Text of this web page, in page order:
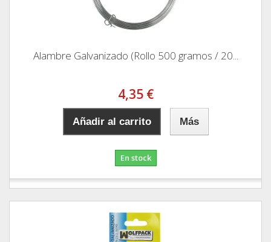
Alambre Galvanizado (Rollo 500 gramos / 20...
4,35 €
Añadir al carrito Más
En stock